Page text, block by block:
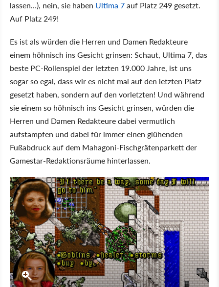
lassen…), nein, sie haben Ultima 7auf Platz 249 gesetzt.
Auf Platz 249!
Es ist als würden die Herren und Damen Redakteure
einem höhnisch ins Gesicht grinsen: Schaut, Ultima 7, das
beste PC-Rollenspiel der letzten 19.000 Jahre, ist uns
sogar so egal, dass wir es nicht mal auf den letzten Platz
gesetzt haben, sondern auf den vorletzten! Und während
sie einem so höhnisch ins Gesicht grinsen, würden die
Herren und Damen Redakteure dabei vermutlich
aufstampfen und dabei für immer einen glühenden
Fußabdruck auf dem Mahagoni-Fischgrätenparkett der
Gamestar-Redaktionsräume hinterlassen.